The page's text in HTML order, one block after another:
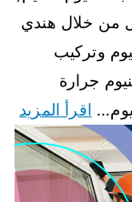
من خلال هندي
وتركيب
جرارة
اقرأ المزيد